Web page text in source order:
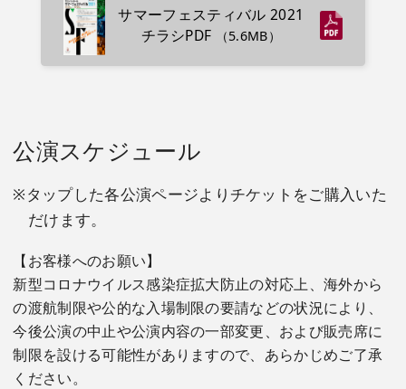
6月1日
アンサンブル・アンテルコンタンポラン 他都市公
マティアス・ピンチャーから日本の皆様へのメッセ
6月1日
候補作品作曲家 メッセージ
5月11日
緊急事態宣言の延長により、一般発売開始時間を
11:00～（WEB・電話とも）
に変更し、窓口の営業
は引き続き休止させていただきます。
サマーフェスティバル 2021
チラシPDF
（5.6MB）
公演スケジュール
※タップした各公演ページよりチケットをご購入いた
だけます。
【お客様へのお願い】
新型コロナウイルス感染症拡大防止の対応上、海外から
の渡航制限や公的な入場制限の要請などの状況により、
今後公演の中止や公演内容の一部変更、および販売席に
制限を設ける可能性がありますので、あらかじめご了承
ください。